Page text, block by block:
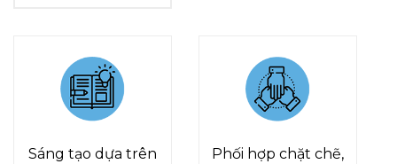
Sáng tạo dựa trên
Phối hợp chặt chẽ,